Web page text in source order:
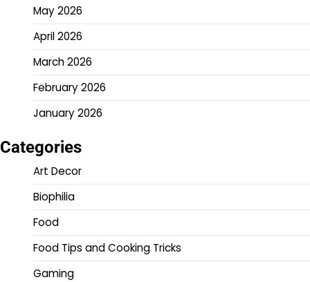
May 2026
April 2026
March 2026
February 2026
January 2026
Categories
Art Decor
Biophilia
Food
Food Tips and Cooking Tricks
Gaming